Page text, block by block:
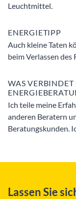
Leuchtmittel.
ENERGIETIPP
Auch kleine Taten
beim Verlassen
WAS
Ich teile meine
anderen Beratern
Beratungskunden.
Lassen Sie